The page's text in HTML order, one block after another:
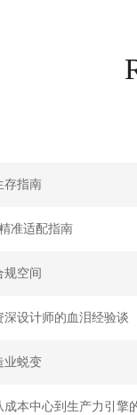
存指南
准适配指南
规空间
设计师的血泪经验谈
业蜕变
本中心到生产力引擎